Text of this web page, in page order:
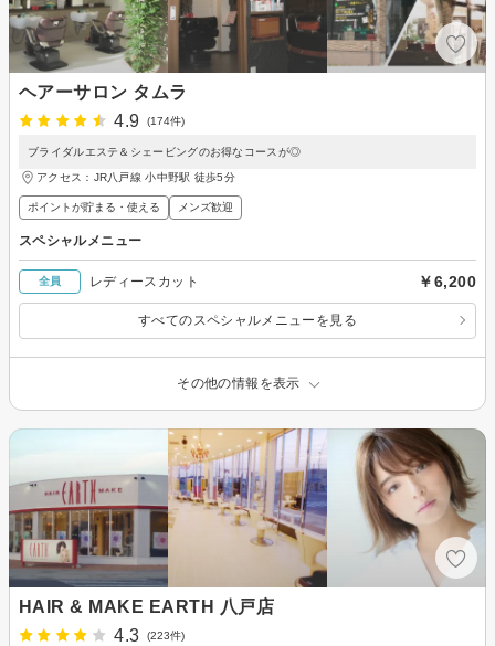
ヘアーサロン タムラ
4.9
(174件)
ブライダルエステ＆シェービングのお得なコースが◎
アクセス：JR八戸線 小中野駅 徒歩5分
ポイントが貯まる・使える メンズ歓迎
スペシャルメニュー
全員 レディースカット ￥6,200
すべてのスペシャルメニューを見る
その他の情報を表示
HAIR & MAKE EARTH 八戸店
4.3
(223件)